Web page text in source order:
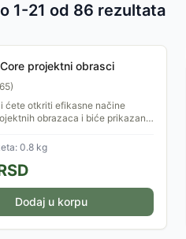
1-21 od 86 rezultata
projektni obrasci
65)
ćete otkriti efikasne načine
obrazaca i biće prikazana
0.8 kg
Dodaj u korpu